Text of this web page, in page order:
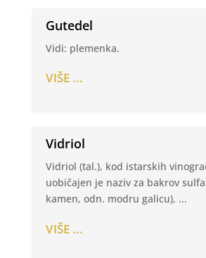
Gutedel
Vidi: plemenka.
VIŠE ...
Vidriol
Vidriol (tal.), kod istarskih
uobičajen je naziv za bakrov
kamen, odn. modru galicu), ...
VIŠE ...